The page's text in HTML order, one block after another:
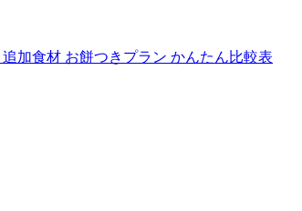
追加食材 お餅つきプラン かんたん比較表